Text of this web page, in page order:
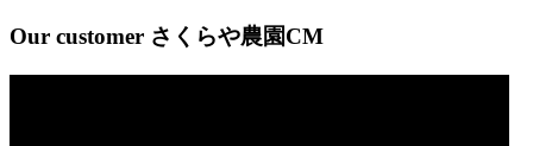
Our customer さくらや農園CM